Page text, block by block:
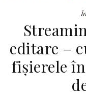
În
editare –
fișierele